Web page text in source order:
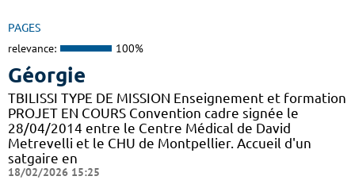
PAGES
relevance: 100%
Géorgie
TBILISSI TYPE DE MISSION Enseignement et formation
PROJET EN COURS Convention cadre signée le
28/04/2014 entre le Centre Médical de David
Metrevelli et le CHU de Montpellier. Accueil d'un
satgaire en
18/02/2026 15:25